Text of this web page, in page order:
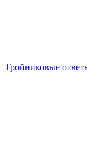
Тройниковые